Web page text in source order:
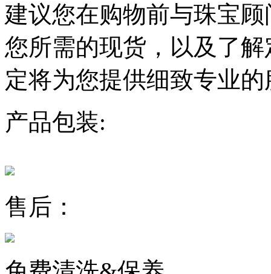
建议您在购物前与珠宝
您所需的现货，以及了
定将为您提供细致专业
产品包装:
售后：